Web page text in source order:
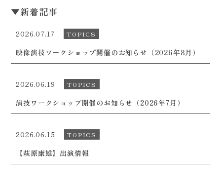
▼新着記事
2026.07.17 TOPICS
映像演技ワークショップ開催のお知らせ（2026年8月）
2026.06.19 TOPICS
演技ワークショップ開催のお知らせ（2026年7月）
2026.06.15 TOPICS
【萩原康雄】出演情報